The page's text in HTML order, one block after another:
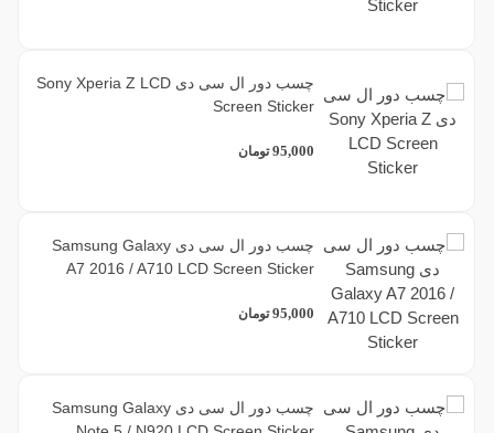
چسب دور ال سی دی Sony Xperia Z LCD
Screen Sticker
95,000 تومان
چسب دور ال سی دی Samsung Galaxy
A7 2016 / A710 LCD Screen Sticker
95,000 تومان
چسب دور ال سی دی Samsung Galaxy